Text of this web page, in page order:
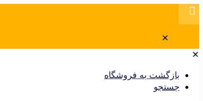
✕
✕
بازگشت به فروشگاه
جستجو